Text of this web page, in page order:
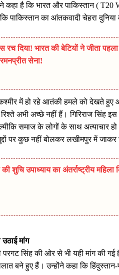
ने कहा है कि भारत और पाकिस्तान (
पाकिस्तान का आंतकवादी चेहरा
रच दिया! भारत की बेटियों ने जीता
सेना!
में हो रहे आतंकी हमले को देखते
अभी अच्छे नहीं हैं। गिरिराज सिंह
समाज के लोगों के साथ अत्याचार
पर कुछ नहीं बोलकर लखीमपुर में जाकर
शुचि उपाध्याय का अंतर्राष्ट्रीय
मांग
परगट सिंह की ओर से भी यही मांग की
बने हुए हैं। उन्होंने कहा कि